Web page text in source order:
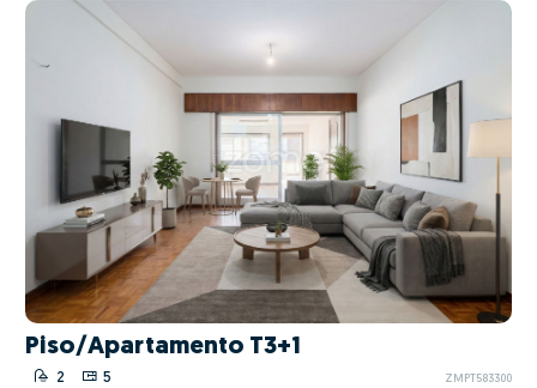
Piso/Apartamento T3+1
2 5 ZMPT583300